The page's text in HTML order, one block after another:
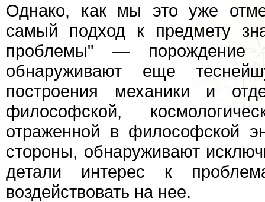
Однако, как мы это уже
самый подход к предмету
проблемы" — порождение
обнаруживают еще
построения механики и
философской,
отраженной в философской
стороны, обнаруживают
детали интерес к
воздействовать на нее.